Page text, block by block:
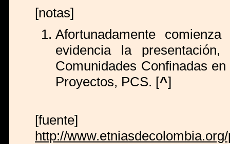
[notas]
Afortunadamente
evidencia la
Comunidades Confinadas
Proyectos, PCS. [^]
[fuente]
http://